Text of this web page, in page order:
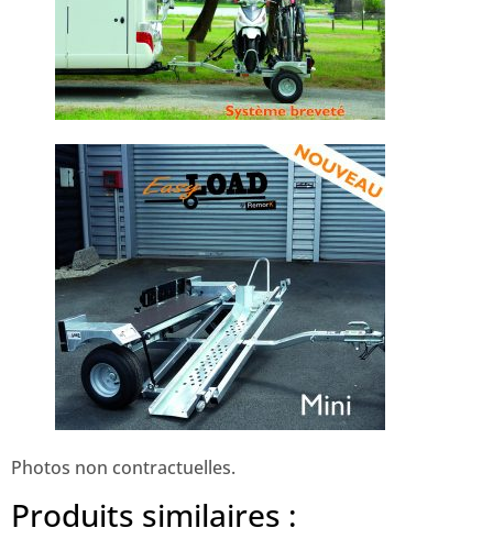
Photos non contractuelles.
Produits similaires :